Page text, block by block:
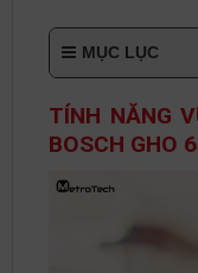
MỤC LỤC
TÍNH NĂNG
BOSCH GHO